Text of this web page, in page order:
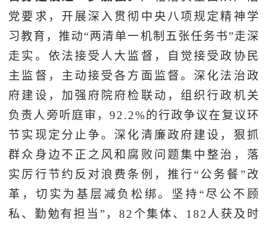
党要求，开展深入贯彻中央八项规定精神学
习教育，推动“两清单一机制五张任务书”走深
走实。依法接受人大监督，自觉接受政协民
主监督，主动接受各方面监督。深化法治政
府建设，加强府院府检联动，组织行政机关
负责人旁听庭审，92.2%的行政争议在复议环
节实现定分止争。深化清廉政府建设，狠抓
群众身边不正之风和腐败问题集中整治，落
实厉行节约反对浪费条例，推行“公务餐”改
革，切实为基层减负松绑。坚持“尽公不顾
私、勤勉有担当”，82个集体、182人获及时